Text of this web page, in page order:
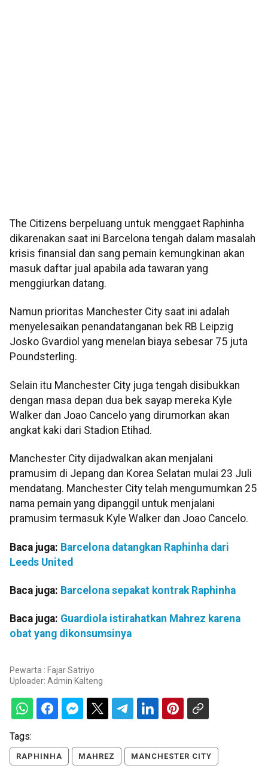
The Citizens berpeluang untuk menggaet Raphinha
dikarenakan saat ini Barcelona tengah dalam masalah
krisis finansial dan sang pemain kemungkinan akan
masuk daftar jual apabila ada tawaran yang
menggiurkan datang.
Namun prioritas Manchester City saat ini adalah
menyelesaikan penandatanganan bek RB Leipzig
Josko Gvardiol yang menelan biaya sebesar 75 juta
Poundsterling.
Selain itu Manchester City juga tengah disibukkan
dengan masa depan dua bek sayap mereka Kyle
Walker dan Joao Cancelo yang dirumorkan akan
angkat kaki dari Stadion Etihad.
Manchester City dijadwalkan akan menjalani
pramusim di Jepang dan Korea Selatan mulai 23 Juli
mendatang. Manchester City telah mengumumkan 25
nama pemain yang dipanggil untuk menjalani
pramusim termasuk Kyle Walker dan Joao Cancelo.
Baca juga: Barcelona datangkan Raphinha dari
Leeds United
Baca juga: Barcelona sepakat kontrak Raphinha
Baca juga: Guardiola istirahatkan Mahrez karena
obat yang dikonsumsinya
Pewarta : Fajar Satriyo
Uploader: Admin Kalteng
Tags:
RAPHINHA MAHREZ MANCHESTER CITY